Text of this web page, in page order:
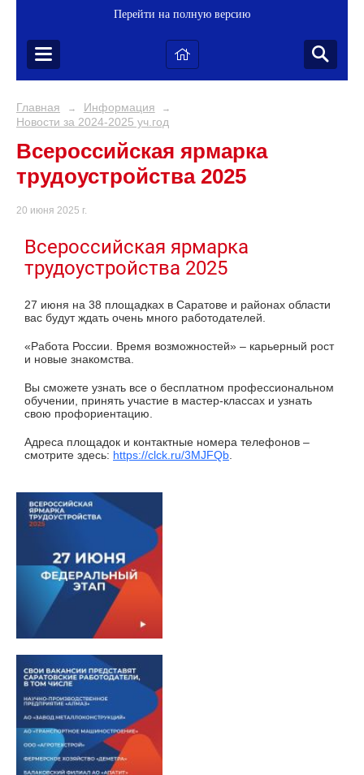
Перейти на полную версию
Главная → Информация →
Новости за 2024-2025 уч.год
Всероссийская ярмарка
трудоустройства 2025
20 июня 2025 г.
Всероссийская ярмарка
трудоустройства 2025
27 июня на 38 площадках в Саратове и районах области
вас будут ждать очень много работодателей.
«Работа России. Время возможностей» – карьерный рост
и новые знакомства.
Вы сможете узнать все о бесплатном профессиональном
обучении, принять участие в мастер-классах и узнать
свою профориентацию.
Адреса площадок и контактные номера телефонов –
смотрите здесь: https://clck.ru/3MJFQb